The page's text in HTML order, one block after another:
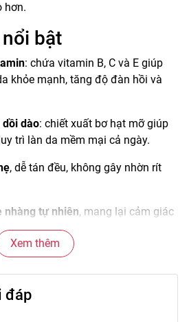
hơn.
bật
: chứa vitamin B, C và E giúp
khỏe mạnh, tăng độ đàn hồi và
dồi dào: chiết xuất bơ hạt mỡ giúp
trì làn da mềm mại cả ngày.
, dễ tán đều, không gây nhờn rít
nhàng tự nhiên, mang lại cảm giác
mini tiện dụng
đi học hoặc du lịch.
chính
Xem thêm
đáp